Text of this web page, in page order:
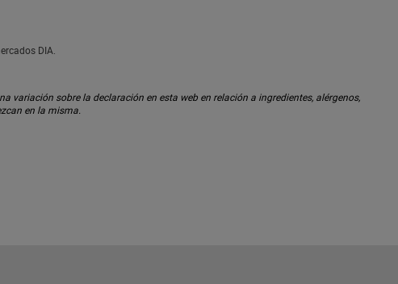
DIA.
variación sobre la declaración en esta web en relación a ingredientes, alérgenos,
en la misma.